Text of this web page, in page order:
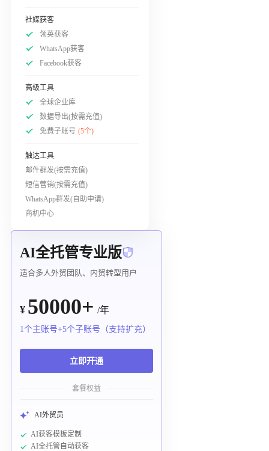
社媒获客
领英获客
WhatsApp获客
Facebook获客
高级工具
全球企业库
数据导出(按需充值)
免费子账号 (5个)
触达工具
邮件群发(按需充值)
短信营销(按需充值)
WhatsApp群发(自助申请)
商机中心
AI全托管专业版
适合多人外贸团队、内贸转型用户
¥ 50000+ /年
1个主账号+5个子账号（支持扩充）
立即开通
套餐权益
AI外贸员
AI获客模板定制
AI全托管自动获客